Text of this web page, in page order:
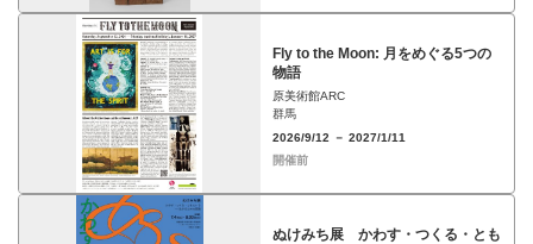
Fly to the Moon: 月をめぐる5つの
物語
原美術館ARC
群馬
2026/9/12 － 2027/1/11
開催前
ぬけみち展 かわす・つくる・とも